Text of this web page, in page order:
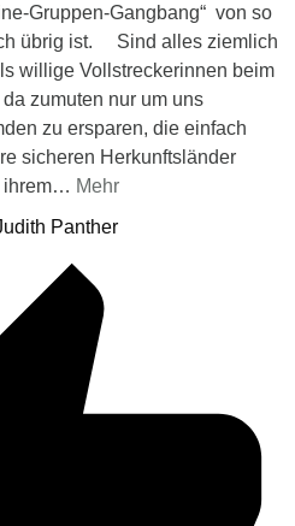
Gruppen-Gangbang“ von so
übrig ist. Sind alles ziemlich
willige Vollstreckerinnen beim
zumuten nur um uns
zu ersparen, die einfach
sicheren Herkunftsländer
… Mehr
Panther